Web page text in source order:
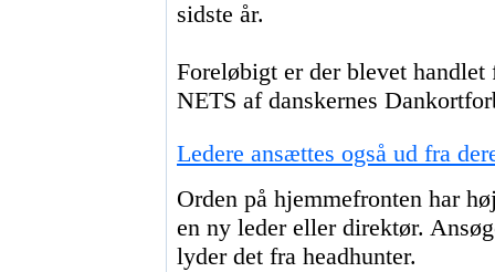
sidste år.
Foreløbigt er der blevet
NETS af danskernes
Ledere ansættes også ud fra
Orden på hjemmefronten har
en ny leder eller direktør.
lyder det fra headhunter.